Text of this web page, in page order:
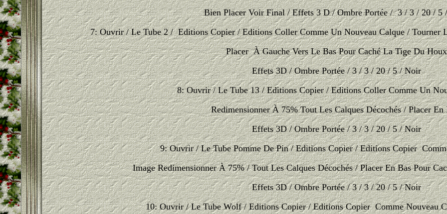
Bien Placer Voir Final /Effets3 D / Ombre Portée / 3 / 3 / 20 / 5
7: Ouvrir / Le Tube 2 / Editions Copier / Editions Coller Comme Un Nouveau Calque / Tourner
Placer À Gauche Vers Le Bas Pour Caché La Tige Du Houx
Effets 3D / Ombre Portée / 3 / 3 / 20 / 5 / Noir
8: Ouvrir / Le Tube 13 / Editions Copier / Editions Coller Comme Un
Redimensionner À 75% Tout Les Calques Décochés / Placer En
Effets 3D / Ombre Portée / 3 / 3 / 20 / 5 / Noir
9: Ouvrir / Le Tube Pomme De Pin / Editions Copier / Editions Copier
Image Redimensionner À 75% / Tout Les Calques Décochés / Placer En Bas Pour
Effets 3D / Ombre Portée / 3 / 3 / 20 / 5 / Noir
10: Ouvrir / Le Tube Wolf / Editions Copier / Editions Copier Comme Nouveau